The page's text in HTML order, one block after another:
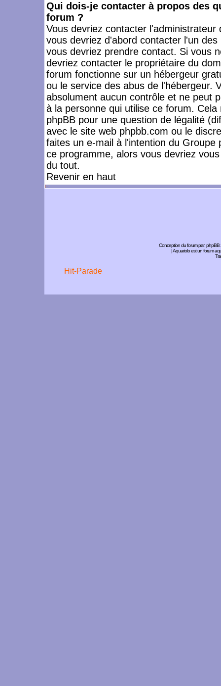
Qui dois-je contacter à propos des
forum ?
Vous devriez contacter
vous devriez d'abord contacter l'un
vous devriez prendre contact. Si vous
devriez contacter le propriétaire du
forum fonctionne sur un hébergeur
ou le service des abus de l'hébergeur.
absolument aucun contrôle et ne peut
à la personne qui utilise ce forum.
phpBB pour une question de légalité
avec le site web phpbb.com ou le
faites un e-mail à l'intention du
ce programme, alors vous devriez
du tout.
Revenir en haut
Conception du forum par:phpBB
| Aquariolo est un forum